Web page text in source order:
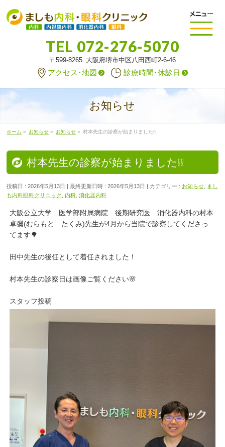
TEL 072-276-5070
〒599-8265 大阪府堺市中区八田西町2-6-46
アクセス･地図 診療時間･休診日
お知らせ
ホーム » お知らせ » お知らせ » 村本先生の診察が始まりました❕❕
村本先生の診察が始まりました❕❕
投稿日 : 2026年5月13日 最終更新日時 : 2026年5月13日 カテゴリー : お知らせ
まし
も内科眼科クリニック
内科 ,消化器内科
大阪公立大学 医学部附属病院 後期研究医 消化器内科の村本
卓彌(むらもと たくみ)先生が4月から当院で診察してくださっ
てます🌳
田中先生の後任として着任されました！
村本先生の診察日は画像ご覧ください🌸
スタッフ投稿